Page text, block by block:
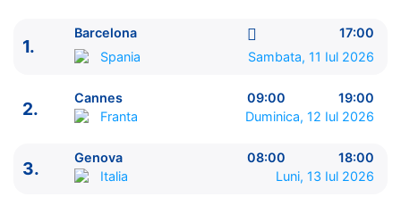
Sosire pe 18 Iul 2026 in Barcelona,
MSC Grandiosa
ITINERARIU
1.
Barcelona
17:00
Spania
Sambata, 11 Iul 2026
2.
Cannes 09:00
19:00
Franta
Duminica, 12 Iul 2026
3.
Genova 08:00
18:00
Italia
Luni, 13 Iul 2026